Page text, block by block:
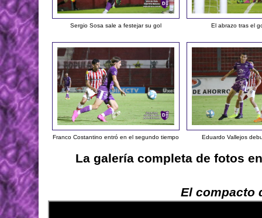
Sergio Sosa sale a festejar su gol El abrazo tras el
Franco Costantino entró en el segundo tiempo Eduardo Vallejos
La galería completa de fotos
El compacto